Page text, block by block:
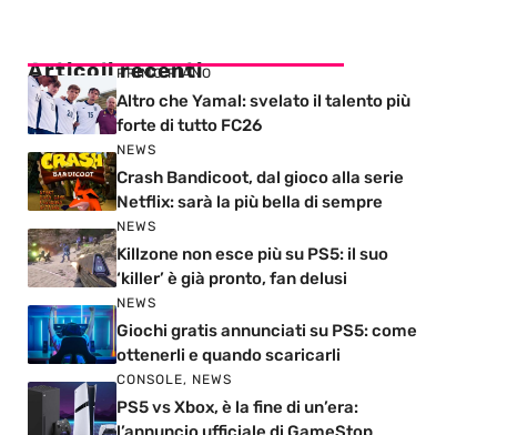
Articoli recenti
PRIMO PIANO
Altro che Yamal: svelato il talento più
forte di tutto FC26
NEWS
Crash Bandicoot, dal gioco alla serie
Netflix: sarà la più bella di sempre
NEWS
Killzone non esce più su PS5: il suo
‘killer’ è già pronto, fan delusi
NEWS
Giochi gratis annunciati su PS5: come
ottenerli e quando scaricarli
CONSOLE, NEWS
PS5 vs Xbox, è la fine di un’era: